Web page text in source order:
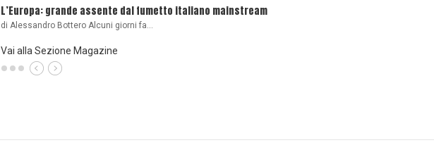
L’Europa: grande assente dal fumetto italiano mainstream
di Alessandro Bottero Alcuni giorni fa…
Vai alla Sezione Magazine